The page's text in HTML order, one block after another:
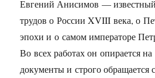
Евгений Анисимов — известный
трудов о России XVIII века, о
эпохи и о самом императоре
Во всех работах он опирается
документы и строго обращается